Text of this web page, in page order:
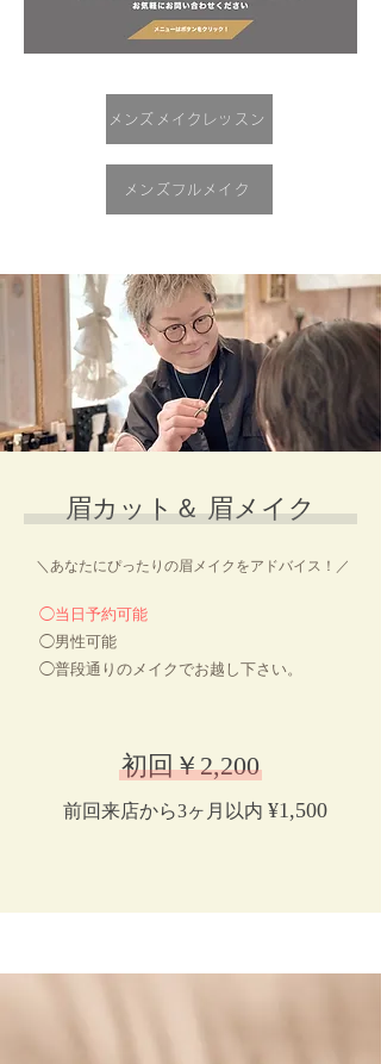
メンズメイクレッスン
メンズフルメイク
眉カット＆ 眉メイク
＼あなたにぴったりの眉メイクをアドバイス！／
◯当日予約可能
◯男性可能
◯普段通りのメイクでお越し下さい。
初回￥2,200
前回来店から3ヶ月以内 ¥1,500